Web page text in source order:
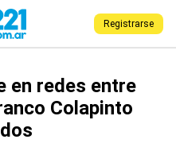
Registrarse
Colapinto
en redes entre
Colapinto